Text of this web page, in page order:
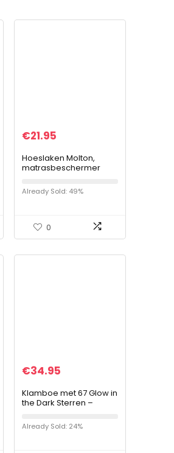
€21.95
Hoeslaken Molton,
matrasbeschermer
waterbedden, anti-
allergische, 180 x 220
Already Sold: 49%
0
€34.95
Klamboe met 67 Glow in
the Dark Sterren –
Kinderkamer of
Volwassenen –
Already Sold: 24%